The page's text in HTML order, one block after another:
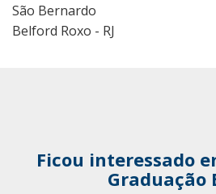
São Bernardo
Belford Roxo - RJ
Ficou interessado
Graduação